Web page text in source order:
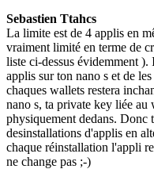
Sebastien Ttahcs
La limite est de 4 applis en
vraiment limité en terme de
liste ci-dessus évidemment
applis sur ton nano s et de
chaques wallets restera
nano s, ta private key liée au
physiquement dedans. Donc
desinstallations d'applis en
chaque réinstallation l'appli
ne change pas ;-)